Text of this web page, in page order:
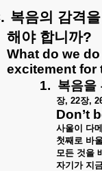
복음의 감격을
해야 합니까?
What do we
excitement for
1. 복음을
장, 22장,
Don’t
사울이 다
첫째로 바
모든 것을
자기가 지